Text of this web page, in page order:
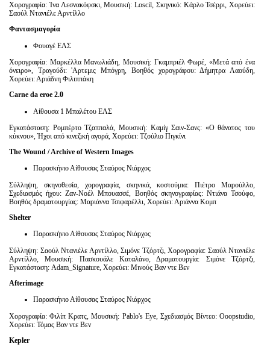
Χορογραφία: Ίνα Λεσνακόφσκι, Μουσική: Loscil, Σκηνικό: Κάρλο Τσέρρι, Χορεύει:
Σαούλ Ντανιέλε Αρντίλλο
Φαντασμαγορία
Φουαγέ ΕΛΣ
Χορογραφία: Μαρκέλλα Μανωλιάδη, Μουσική: Γκαμπριέλ Φωρέ, «Μετά από ένα
όνειρο», Τραγούδι: 'Aρτεμις Μπόγρη, Βοηθός χορογράφου: Δήμητρα Λαούδη,
Χορεύει: Αριάδνη Φιλιππάκη
Carne da eroe 2.0
Αίθουσα 1 Μπαλέτου ΕΛΣ
Εγκατάσταση: Ρομπέρτο Τζαππαλά, Μουσική: Καμίγ Σαιν-Σανς: «Ο θάνατος του
κύκνου», Ήχοι από κινεζική αγορά, Χορεύει: Τζούλιο Πιγκίνι
The Wound / Archive of Western Images
Παρασκήνιο Αίθουσας Σταύρος Νιάρχος
Σύλληψη, σκηνοθεσία, χορογραφία, σκηνικά, κοστούμια: Πιέτρο Μαρούλλο,
Σχεδιασμός ήχου: Ζαν-Νοέλ Μπουασσέ, Βοηθός σκηνογραφίας: Ντιάνα Τσούφο,
Βοηθός δραματουργίας: Μαριάννα Τσιφαρέλλι, Χορεύει: Αριάννα Κομπ
Shelter
Παρασκήνιο Αίθουσας Σταύρος Νιάρχος
Σύλληψη: Σαούλ Ντανιέλε Αρντίλλο, Σιμόνε Τζόρτζι, Χορογραφία: Σαούλ Ντανιέλε
Αρντίλλο, Μουσική: Πασκουάλε Καταλάνο, Δραματουργία: Σιμόνε Τζόρτζι,
Εγκατάσταση: Adam_Signature, Χορεύει: Μινούς Βαν ντε Βεν
Afterimage
Παρασκήνιο Αίθουσας Σταύρος Νιάρχος
Χορογραφία: Φιλίπ Κρατς, Μουσική: Pablo's Eye, Σχεδιασμός Βίντεο: Ooopstudio,
Χορεύει: Τόμας Βαν ντε Βεν
Kepler